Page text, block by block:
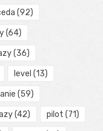
(92)
(64)
(36)
level (13)
(59)
(42) pilot (71)